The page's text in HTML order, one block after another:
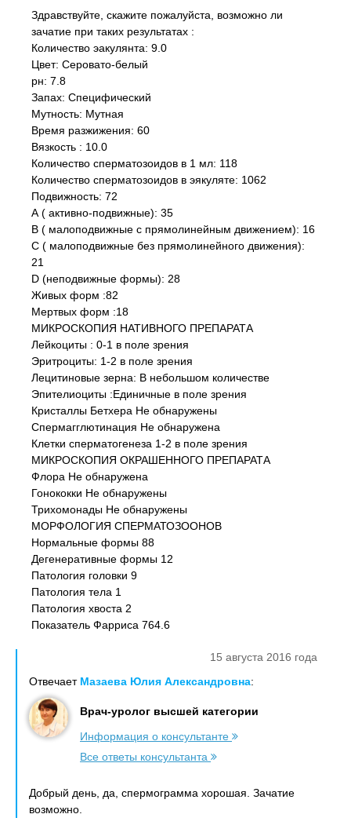
Здравствуйте, скажите пожалуйста, возможно ли
зачатие при таких результатах :
Количество эакулянта: 9.0
Цвет: Серовато-белый
рн: 7.8
Запах: Специфический
Мутность: Мутная
Время разжижения: 60
Вязкость : 10.0
Количество сперматозоидов в 1 мл: 118
Количество сперматозоидов в эякуляте: 1062
Подвижность: 72
А ( активно-подвижные): 35
В ( малоподвижные с прямолинейным движением): 16
С ( малоподвижные без прямолинейного движения):
21
D (неподвижные формы): 28
Живых форм :82
Мертвых форм :18
МИКРОСКОПИЯ НАТИВНОГО ПРЕПАРАТА
Лейкоциты : 0-1 в поле зрения
Эритроциты: 1-2 в поле зрения
Лецитиновые зерна: В небольшом количестве
Эпителиоциты :Единичные в поле зрения
Кристаллы Бетхера Не обнаружены
Спермагглютинация Не обнаружена
Клетки сперматогенеза 1-2 в поле зрения
МИКРОСКОПИЯ ОКРАШЕННОГО ПРЕПАРАТА
Флора Не обнаружена
Гонококки Не обнаружены
Трихомонады Не обнаружены
МОРФОЛОГИЯ СПЕРМАТОЗООНОВ
Нормальные формы 88
Дегенеративные формы 12
Патология головки 9
Патология тела 1
Патология хвоста 2
Показатель Фарриса 764.6
15 августа 2016 года
Отвечает Мазаева Юлия Александровна:
Врач-уролог высшей категории
Информация о консультанте
Все ответы консультанта
Добрый день, да, спермограмма хорошая. Зачатие
возможно.